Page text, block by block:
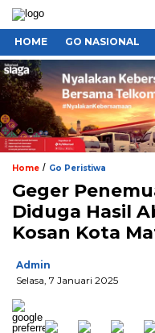
HOME GO NASIONAL
Home / Go Peristiwa
Geger
Diduga Hasil
Kosan Kota
Admin
Selasa, 7 Januari 2025